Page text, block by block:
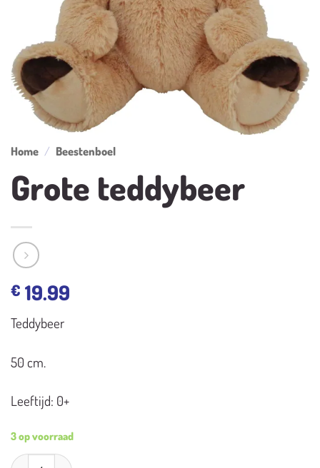
Home / Beestenboel
Grote teddybeer
€ 19.99
Teddybeer
50 cm.
Leeftijd: 0+
3 op voorraad
Grote teddybeer aantal